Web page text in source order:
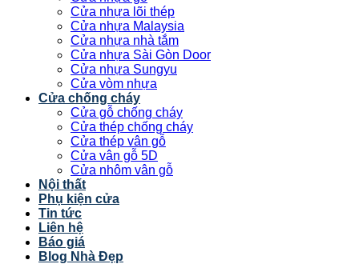
Cửa nhựa lõi thép
Cửa nhựa Malaysia
Cửa nhựa nhà tắm
Cửa nhựa Sài Gòn Door
Cửa nhựa Sungyu
Cửa vòm nhựa
Cửa chống cháy
Cửa gỗ chống cháy
Cửa thép chống cháy
Cửa thép vân gỗ
Cửa vân gỗ 5D
Cửa nhôm vân gỗ
Nội thất
Phụ kiện cửa
Tin tức
Liên hệ
Báo giá
Blog Nhà Đẹp